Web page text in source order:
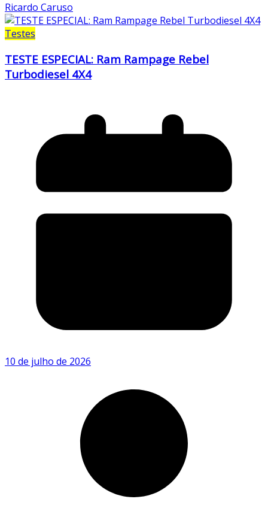
Ricardo Caruso
Testes
TESTE ESPECIAL: Ram Rampage Rebel
Turbodiesel 4X4
10 de julho de 2026